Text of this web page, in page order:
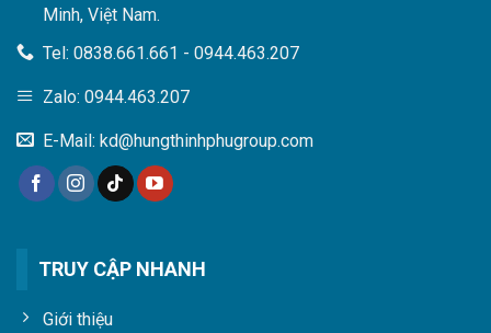
Minh, Việt Nam.
Tel: 0838.661.661 - 0944.463.207
Zalo: 0944.463.207
E-Mail: kd@hungthinhphugroup.com
TRUY CẬP NHANH
Giới thiệu